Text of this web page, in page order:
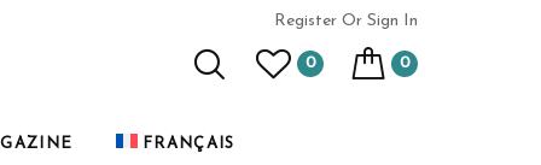
Register Or Sign In
0 0
FRANÇAIS